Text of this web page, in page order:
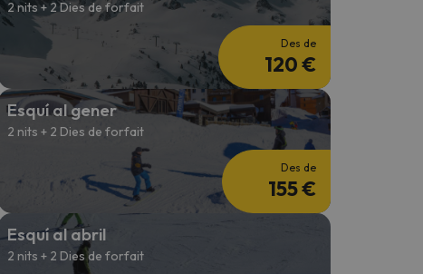
2 nits + 2 Dies de forfait
Des de
120 €
Esquí al gener
2 nits + 2 Dies de forfait
Des de
155 €
Esquí al abril
2 nits + 2 Dies de forfait